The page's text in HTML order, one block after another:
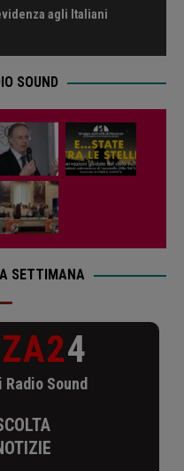
agli Italiani
SOUND
SETTIMANA
4
Sound